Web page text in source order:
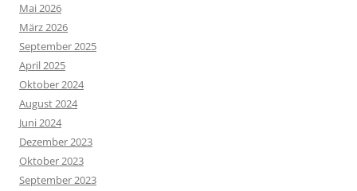
Mai 2026
März 2026
September 2025
April 2025
Oktober 2024
August 2024
Juni 2024
Dezember 2023
Oktober 2023
September 2023